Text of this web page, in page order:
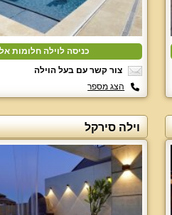
כניסה לוילה חלומות
צור קשר עם בעל הוילה
הצג מספר
וילה סירקל